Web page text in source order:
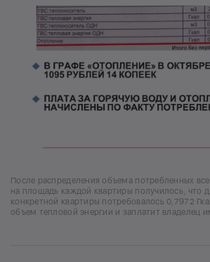
После распределения объема потребленных
на площадь каждой квартиры получилось, что
конкретной квартиры потребовалось 0,7972
объем тепловой энергии и заплатит владелец